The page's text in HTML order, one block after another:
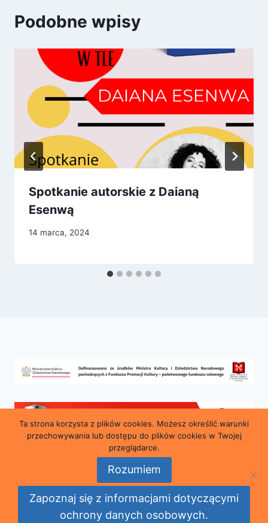
Podobne wpisy
Spotkanie autorskie z Daianą
Esenwą
14 marca, 2024
© 2026 Miejska i Powiatowa Biblioteka Publiczna
im. Marii Konopnickiej w Lubaniu
Ta strona korzysta z plików cookies. Możesz określić warunki
przechowywania lub dostępu do plików cookies w Twojej
przeglądarce.
Rozumiem
Zapoznaj się z informacjami dotyczącymi
ochrony danych osobowych.